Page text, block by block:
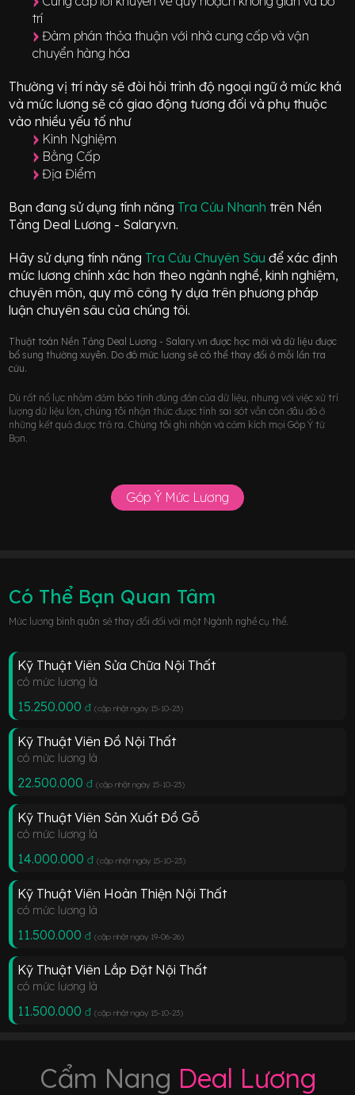
trí
Đàm phán thỏa thuận với nhà cung cấp và vận
chuyển hàng hóa
Thường vị trí này sẽ đòi hỏi trình độ ngoại ngữ ở mứckhá
và mức lương sẽ có giao động tương đối và phụ thuộc
vào nhiều yếu tố như
Kinh Nghiệm
Bằng Cấp
Địa Điểm
Bạn đang sử dụng tính năng Tra Cứu Nhanh trên Nền
Tảng Deal Lương - Salary.vn.
Hãy sử dụng tính năng Tra Cứu Chuyên Sâuđể xác định
mức lương chính xác hơn theo ngành nghề, kinh nghiệm,
chuyên môn, quy mô công ty dựa trên phương pháp
luận chuyên sâu của chúng tôi.
Thuật toán Nền Tảng Deal Lương - Salary.vn được học mới và dữ liệu được
bổ sung thường xuyên. Do đó mức lương sẽ có thể thay đổi ở mỗi lần tra
cứu.
Dù rất nổ lực nhằm đảm bảo tính đúng đắn của dữ liệu, nhưng với việc xử trí
lượng dữ liệu lớn, chúng tôi nhận thức được tính sai sót vẫn còn đâu đó ở
những kết quả được trả ra. Chúng tôi ghi nhận và cảm kích mọi Góp Ý từ
Bạn.
Góp Ý Mức Lương
Có Thể Bạn Quan Tâm
Mức lương bình quân sẽ thay đổi đối với một Ngành nghề cụ thể.
Kỹ Thuật Viên Sửa Chữa Nội Thất
có mức lương là
15.250.000 đ (cập nhật ngày 15-10-23)
Kỹ Thuật Viên Đồ Nội Thất
có mức lương là
22.500.000 đ (cập nhật ngày 15-10-23)
Kỹ Thuật Viên Sản Xuất Đồ Gỗ
có mức lương là
14.000.000 đ (cập nhật ngày 15-10-23)
Kỹ Thuật Viên Hoàn Thiện Nội Thất
có mức lương là
11.500.000 đ (cập nhật ngày 19-06-26)
Kỹ Thuật Viên Lắp Đặt Nội Thất
có mức lương là
11.500.000 đ (cập nhật ngày 15-10-23)
Cẩm Nang Deal Lương